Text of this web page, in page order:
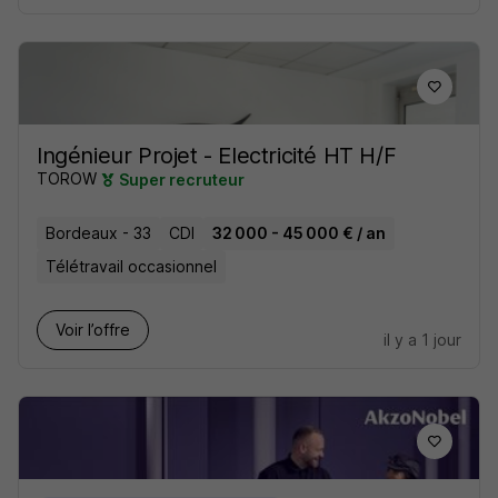
Ingénieur Projet - Electricité HT H/F
TOROW Super recruteur
Bordeaux - 33 CDI
32 000 - 45 000 € / an
Télétravail occasionnel
Voir l’offre
il y a 1 jour